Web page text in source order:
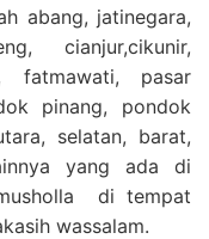
abang, jatinegara,
cianjur,cikunir,
fatmawati, pasar
pinang, pondok
selatan, barat,
yang ada di
di tempat
wassalam.